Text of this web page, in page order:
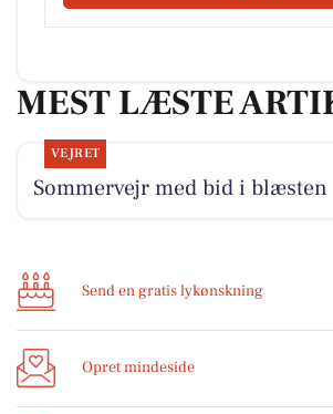
MEST LÆSTE
VEJRET
Sommervejr med bid i blæsten
Send en gratis lykønskning
Opret mindeside